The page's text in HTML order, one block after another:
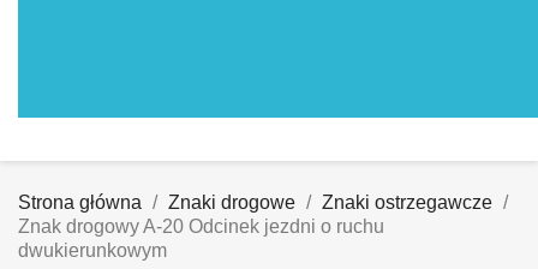
Strona główna Znaki drogowe
Znaki ostrzegawcze
Znak drogowy A-20 Odcinek jezdni o ruchu
dwukierunkowym